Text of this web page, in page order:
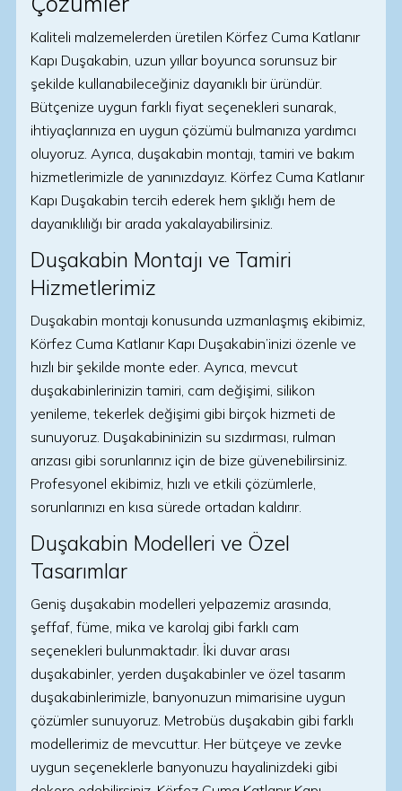
Kaliteli malzemelerden üretilen Körfez Cuma Katlanır
Kapı Duşakabin, uzun yıllar boyunca sorunsuz bir
şekilde kullanabileceğiniz dayanıklı bir üründür.
Bütçenize uygun farklı fiyat seçenekleri sunarak,
ihtiyaçlarınıza en uygun çözümü bulmanıza yardımcı
oluyoruz. Ayrıca, duşakabin montajı, tamiri ve bakım
hizmetlerimizle de yanınızdayız. Körfez Cuma Katlanır
Kapı Duşakabin tercih ederek hem şıklığı hem de
dayanıklılığı bir arada yakalayabilirsiniz.
Duşakabin Montajı ve Tamiri
Hizmetlerimiz
Duşakabin montajı konusunda uzmanlaşmış ekibimiz,
Körfez Cuma Katlanır Kapı Duşakabin’inizi özenle ve
hızlı bir şekilde monte eder. Ayrıca, mevcut
duşakabinlerinizin tamiri, cam değişimi, silikon
yenileme, tekerlek değişimi gibi birçok hizmeti de
sunuyoruz. Duşakabininizin su sızdırması, rulman
arızası gibi sorunlarınız için de bize güvenebilirsiniz.
Profesyonel ekibimiz, hızlı ve etkili çözümlerle,
sorunlarınızı en kısa sürede ortadan kaldırır.
Duşakabin Modelleri ve Özel
Tasarımlar
Geniş duşakabin modelleri yelpazemiz arasında,
şeffaf, füme, mika ve karolaj gibi farklı cam
seçenekleri bulunmaktadır. İki duvar arası
duşakabinler, yerden duşakabinler ve özel tasarım
duşakabinlerimizle, banyonuzun mimarisine uygun
çözümler sunuyoruz. Metrobüs duşakabin gibi farklı
modellerimiz de mevcuttur. Her bütçeye ve zevke
uygun seçeneklerle banyonuzu hayalinizdeki gibi